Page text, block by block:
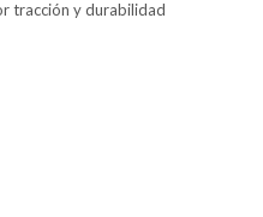
tracción y durabilidad